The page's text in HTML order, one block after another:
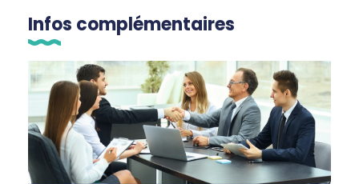
Infos complémentaires